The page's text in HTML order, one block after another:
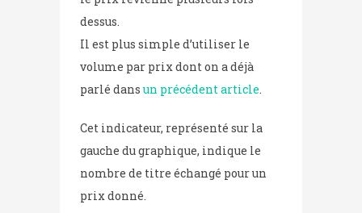
dessus.
Il est plus simple d’utiliser le
volume par prix dont on a déjà
parlé dansun précédent article.
Cet indicateur, représenté sur la
gauche du graphique, indique le
nombre de titre échangé pour un
prix donné.